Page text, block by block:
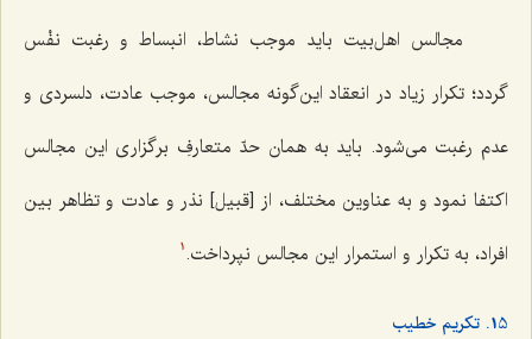
مجالس اهل‌بیت باید موجب نشاط، انبساط و رغبت نفْس
گردد؛ تکرار زیاد در انعقاد این‌گونه مجالس، موجب عادت، دلسردی و
عدم رغبت می‌شود. باید به همان حدّ متعارفِ برگزاری این مجالس
اکتفا نمود و به عناوین مختلف، از [قبیل] نذر و عادت و تظاهر بین
افراد، به تکرار و استمرار این مجالس نپرداخت. 1
15. تکریم خطیب